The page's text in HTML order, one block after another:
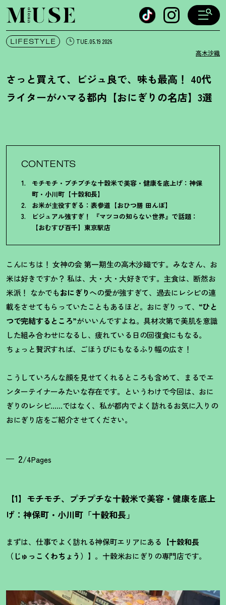
オトナミューズ ウェブ
LIFESTYLE TUE.05.19 2026
高木沙織
さっと買えて、ビジュ良で、味も最高 ！ 40代
ライターがハマる都内【おにぎりの名店】3選
CONTENTS
モチモチ・プチプチな十穀米で美容・健康を底上げ：神保
町・小川町【十穀和長】
お米が主役すぎる：表参道【おひつ膳 田んぼ】
ビジュアル強すぎ！
『マツコの知らない世界』で話題：
【おむすび百千】東京駅店
こんにちは ！ 女神の会 第一期生の高木沙織です。みなさん、お
米は好きですか？ 私は、大・大・大好きです。主食は、断然お
米派 ！ なかでもおにぎりへの愛が強すぎて、過去にレシピの連
載をさせてもらっていたこともあるほど。おにぎりって、“ひと
つで完結するところ”がいいんですよね。具材次第で美肌を意識
した組み合わせになるし、疲れている日の回復食にもなる。
ちょっと贅沢すれば、ごほうびにもなるふり幅の広さ ！
こうしていろんな顔を見せてくれるところも含めて、まるでエ
ンターテイナーみたいな存在です。というわけで今回は、おに
ぎりのレシピ……ではなく、私が都内でよく訪れるお気に入りの
おにぎり店をご紹介させてください。
2/4Pages
【1】モチモチ、プチプチな十穀米で美容・健康を底上
げ：神保町・小川町「十穀和長」
まずは、仕事でよく訪れる神保町エリアにある【十穀和長
（じゅっこくわちょう） 】。十穀米おにぎりの専門店です。